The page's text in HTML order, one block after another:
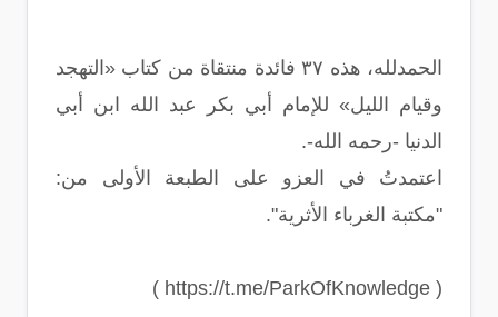
الحمدلله، هذه ٣٧ فائدة منتقاة من كتاب «التهجد
وقيام الليل» للإمام أبي بكر عبد الله ابن أبي
الدنيا -رحمه الله-.
اعتمدتُ في العزو على الطبعة الأولى من:
"مكتبة الغرباء الأثرية".
( https://t.me/ParkOfKnowledge )